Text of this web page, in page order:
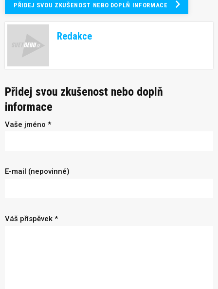
PŘIDEJ SVOU ZKUŠENOST NEBO DOPLŇ INFORMACE
Redakce
Přidej svou zkušenost nebo doplň
informace
Vaše jméno *
E-mail (nepovinné)
Váš příspěvek *